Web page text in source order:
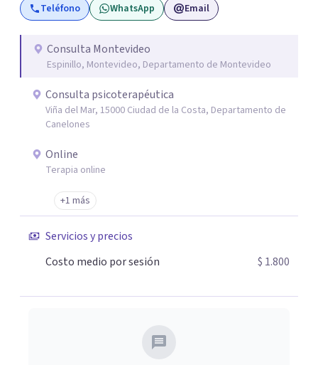
Teléfono WhatsApp Email
Consulta Montevideo
Espinillo, Montevideo, Departamento de Montevideo
Consulta psicoterapéutica
Viña del Mar, 15000 Ciudad de la Costa, Departamento de
Canelones
Online
Terapia online
+1 más
Servicios y precios
Costo medio por sesión
$ 1.800